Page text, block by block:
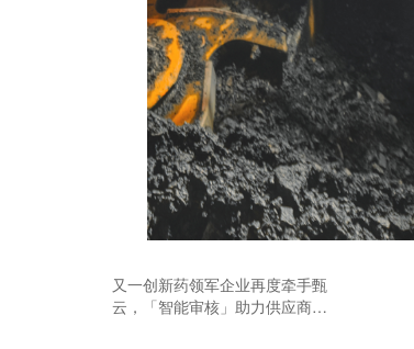
又一创新药领军企业再度牵手甄
云，「智能审核」助力供应商管